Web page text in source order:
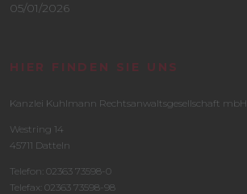
05/01/2026
HIER FINDEN SIE UNS
Kanzlei Kuhlmann Rechtsanwaltsgesellschaft mbH
Westring 14
45711 Datteln
Telefon: 02363 73598-0
Telefax: 02363 73598-98